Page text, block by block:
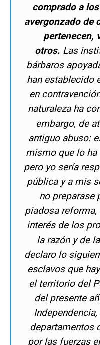
comprado a
avergonzado de
pertenecen,
otros. Las
bárbaros
han establecido
en
naturaleza ha
embargo, de
antiguo abuso:
mismo que lo
pero yo sería
pública y a mis
no preparase
piadosa
interés de los
la razón y de
declaro lo
esclavos que
el territorio del
del presente
departamentos
por las fuerzas